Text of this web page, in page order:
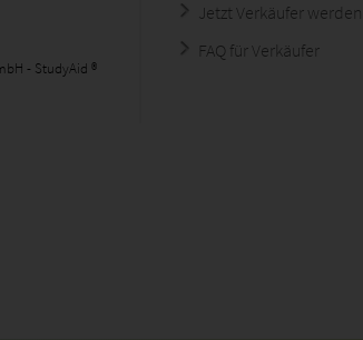
- StudyAid ®
Jetzt Verkäufer werden
FAQ für Verkäufer